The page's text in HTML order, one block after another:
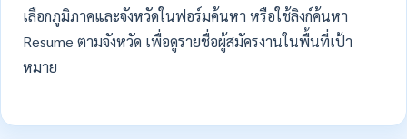
เลือกภูมิภาคและจังหวัดในฟอร์มค้นหา หรือใช้ลิงก์ค้นหา
Resume ตามจังหวัด เพื่อดูรายชื่อผู้สมัครงานในพื้นที่เป้า
หมาย